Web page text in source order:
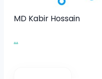
MD Kabir Hossain
...